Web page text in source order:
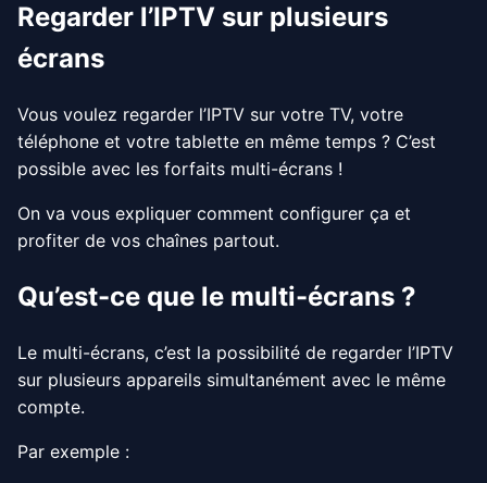
Regarder l’IPTV sur plusieurs
écrans
Vous voulez regarder l’IPTV sur votre TV, votre
téléphone et votre tablette en même temps ? C’est
possible avec les forfaits multi-écrans !
On va vous expliquer comment configurer ça et
profiter de vos chaînes partout.
Qu’est-ce que le multi-écrans ?
Le multi-écrans, c’est la possibilité de regarder l’IPTV
sur plusieurs appareils simultanément avec le même
compte.
Par exemple :